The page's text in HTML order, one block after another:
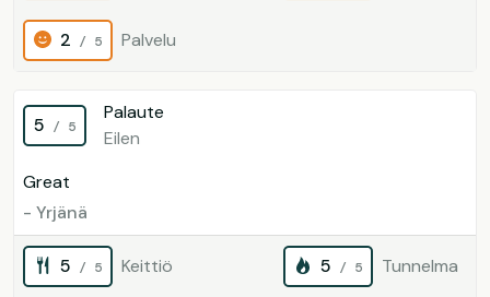
2 / 5 Palvelu
5 / 5
Palaute
Eilen
Great
- Yrjänä
5 / 5 Keittiö 5 / 5 Tunnelma